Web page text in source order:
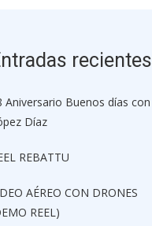
recientes
Aniversario Buenos días con
Díaz
REBATTU
AÉREO CON DRONES
REEL)